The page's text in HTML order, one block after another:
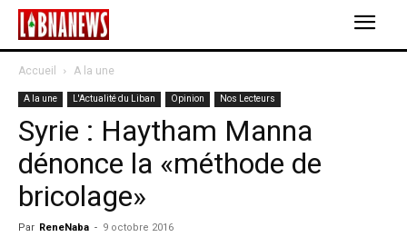
Accueil A la une
A la une L'Actualité du Liban Opinion Nos Lecteurs
Syrie : Haytham Manna
dénonce la «méthode de
bricolage»
Par ReneNaba - 9 octobre 2016